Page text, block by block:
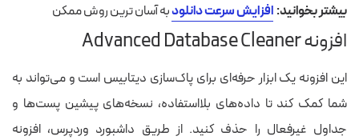
بیشتر بخوانید: افزایش سرعت دانلودبه آسان ترین روش ممکن
افزونه Advanced Database Cleaner
این افزونه یک ابزار حرفه‌ای برای پاک‌سازی دیتابیس است و می‌تواند به
شما کمک کند تا داده‌های بلااستفاده، نسخه‌های پیشین پست‌ها و
جداول غیرفعال را حذف کنید. از طریق داشبورد وردپرس، افزونه